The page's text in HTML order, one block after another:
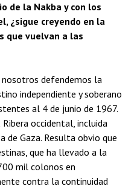
de la Nakba y con los
¿sigue creyendo en la
que vuelvan a las
defendemos la
independiente y soberano
al 4 de junio de 1967.
occidental, incluida
de Gaza. Resulta obvio que
que ha llevado a la
mil colonos en
contra la continuidad